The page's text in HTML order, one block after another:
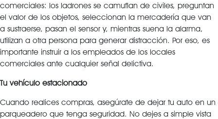
comerciales: los ladrones se camuflan de civiles, preguntan
el valor de los objetos, seleccionan la mercadería que van
a sustraerse, pasan el sensor y, mientras suena la alarma,
utilizan a otra persona para generar distracción. Por eso, es
importante instruir a los empleados de los locales
comerciales ante cualquier señal delictiva.
Tu vehículo estacionado
Cuando realices compras, asegúrate de dejar tu auto en un
parqueadero que tenga seguridad. No dejes a simple vista